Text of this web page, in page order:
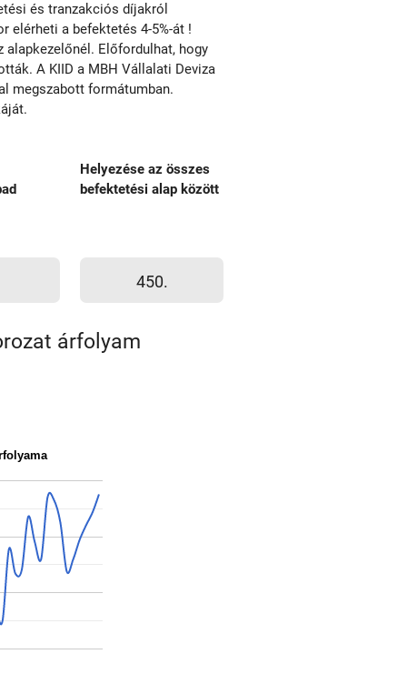
és tranzakciós díjakról
elérheti a befektetés 4-5%-át !
Előfordulhat, hogy
A KIID a MBH Vállalati Deviza
megszabott formátumban.
Helyezése az összes
befektetési alap között
450.
árfolyam